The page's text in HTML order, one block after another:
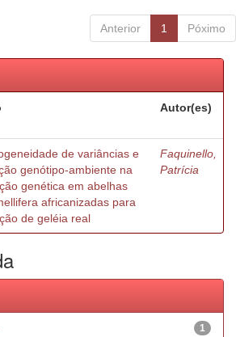
Anterior 1 Póximo
Autor(es)
de variâncias e
genótipo-ambiente na
genética em abelhas
africanizadas para
de geléia real
Faquinello,
Patrícia
1